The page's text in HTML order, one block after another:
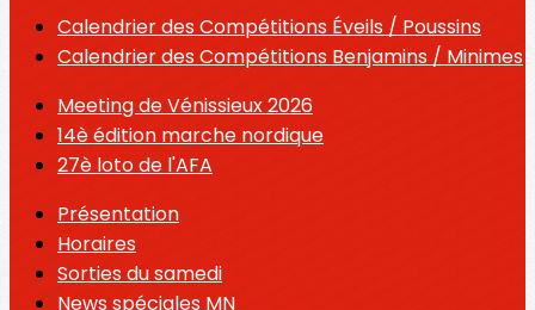
Calendrier des Compétitions Éveils / Poussins
Calendrier des Compétitions Benjamins / Minimes
Meeting de Vénissieux 2026
14è édition marche nordique
27è loto de l'AFA
Présentation
Horaires
Sorties du samedi
News spéciales MN